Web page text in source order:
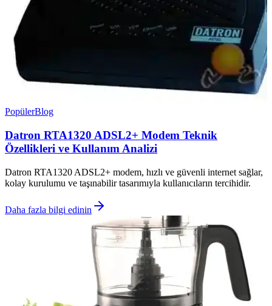
PopülerBlog
Datron RTA1320 ADSL2+ Modem Teknik
Özellikleri ve Kullanım Analizi
Datron RTA1320 ADSL2+ modem, hızlı ve güvenli internet sağlar,
kolay kurulumu ve taşınabilir tasarımıyla kullanıcıların tercihidir.
Daha fazla bilgi edinin